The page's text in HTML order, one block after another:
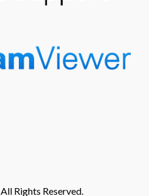
Rights Reserved.